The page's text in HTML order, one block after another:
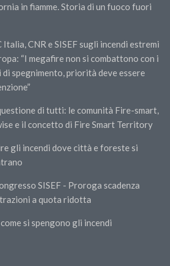
in fiamme. Storia di un fuoco fuori
Italia, CNR e SISEF sugli incendi estremi
“I megafire non si combattono con i
di spegnimento, priorità deve essere
di tutti: le comunità Fire-smart,
e il concetto di Fire Smart Territory
gli incendi dove città e foreste si
SISEF - Proroga scadenza
a quota ridotta
si spengono gli incendi